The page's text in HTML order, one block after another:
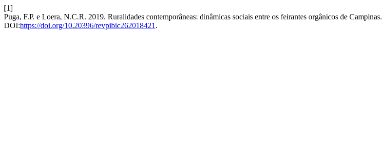
[1]
Puga, F.P. e Loera, N.C.R. 2019. Ruralidades contemporâneas: dinâmicas sociais entre os feirantes orgânicos de Campinas.
DOI:https://doi.org/10.20396/revpibic262018421 .